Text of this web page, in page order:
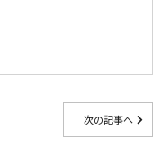
次の記事へ